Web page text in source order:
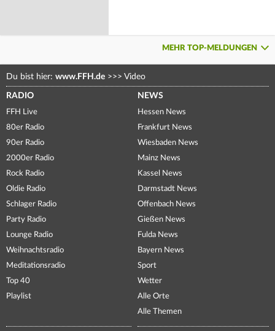
MEHR TOP-MELDUNGEN
Du bist hier: www.FFH.de >>> Video
RADIO
FFH Live
80er Radio
90er Radio
2000er Radio
Rock Radio
Oldie Radio
Schlager Radio
Party Radio
Lounge Radio
Weihnachtsradio
Meditationsradio
Top 40
Playlist
NEWS
Hessen News
Frankfurt News
Wiesbaden News
Mainz News
Kassel News
Darmstadt News
Offenbach News
Gießen News
Fulda News
Bayern News
Sport
Wetter
Alle Orte
Alle Themen